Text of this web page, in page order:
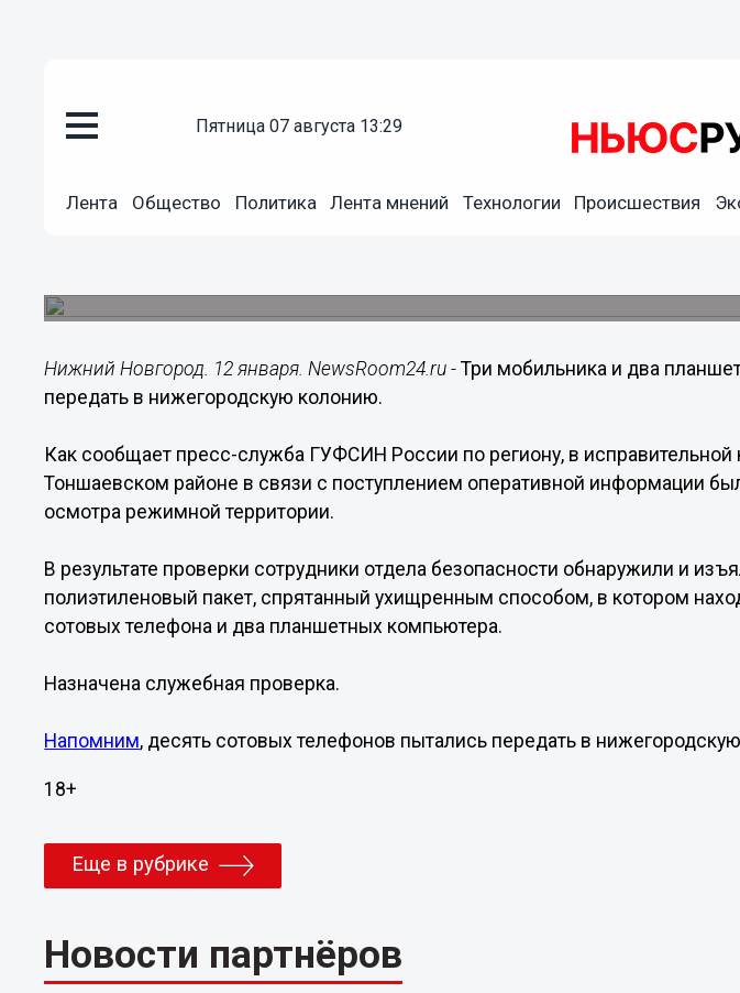
пятница 07 августа 13:29
Лента Общество Политика Лента мнений Технологии Происшествия
Три мобильника и два планшета пытались
Нижний Новгород. 12 января. NewsRoom24.ru -Три мобильника и два
передать в нижегородскую колонию.
Как сообщает пресс-служба ГУФСИН России по региону, в
Тоншаевском районе в связи с поступлением оперативной информации
осмотра режимной территории.
В результате проверки сотрудники отдела безопасности обнаружили и
полиэтиленовый пакет, спрятанный ухищренным способом, в котором
сотовых телефона и два планшетных компьютера.
Назначена служебная проверка.
Напомним, десять сотовых телефонов пытались передать в
18+
Еще в рубрике
Новости партнёров